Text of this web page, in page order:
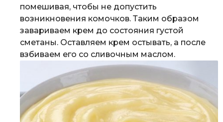
помешивая, чтобы не допустить
возникновения комочков. Таким образом
завариваем крем до состояния густой
сметаны. Оставляем крем остывать, а после
взбиваем его со сливочным маслом.